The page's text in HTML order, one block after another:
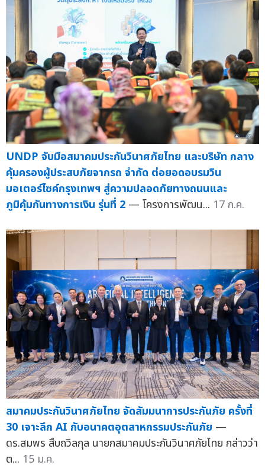
UNDP จับมือสมาคมประกันวินาศภัยไทย และบริษัท กลาง
คุ้มครองผู้ประสบภัยจากรถ จำกัด ต่อยอดอบรมวิน
มอเตอร์ไซค์กรุงเทพฯ สู่ความปลอดภัยทางถนนและ
ภูมิคุ้มกันทางการเงิน รุ่นที่ 2 — โครงการพัฒน... 17 ก.ค.
สมาคมประกันวินาศภัยไทย จัดสัมมนาการประกันภัย ครั้งที่
30 เจาะลึก AI กับอนาคตอุตสาหกรรมประกันภัย —
ดร.สมพร สืบถวิลกุล นายกสมาคมประกันวินาศภัยไทย กล่าวว่า
ต... 15 ม.ค.